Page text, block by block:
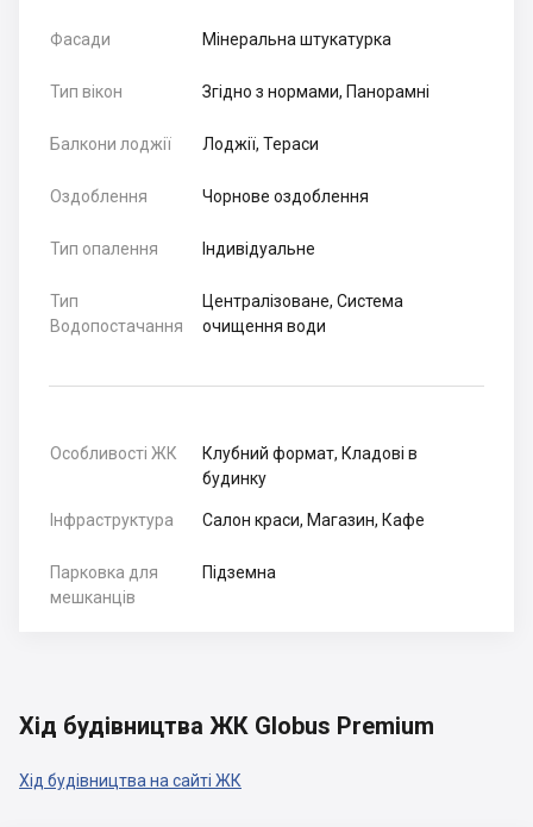
Фасади Мінеральна штукатурка
Тип вікон Згідно з нормами, Панорамні
Балкони лоджії Лоджії, Тераси
Оздоблення Чорнове оздоблення
Тип опалення Індивідуальне
Тип
Водопостачання
Централізоване, Система
очищення води
Особливості ЖК
Клубний формат, Кладові в
будинку
Інфраструктура Салон краси, Магазин, Кафе
Парковка для
мешканців
Підземна
Хід будівництва ЖК Globus Premium
Хід будівництва на сайті ЖК